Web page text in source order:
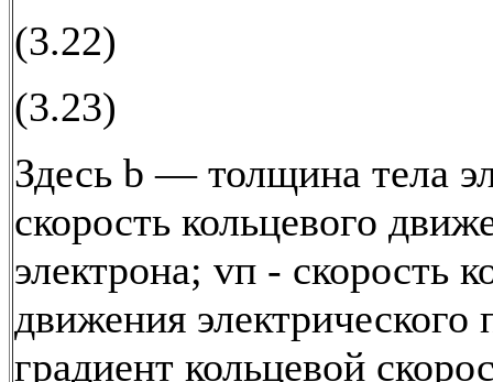
(3.22)
(3.23)
Здесь b — толщина тела
скорость кольцевого
электрона; vп - скорость
движения
градиент кольцевой